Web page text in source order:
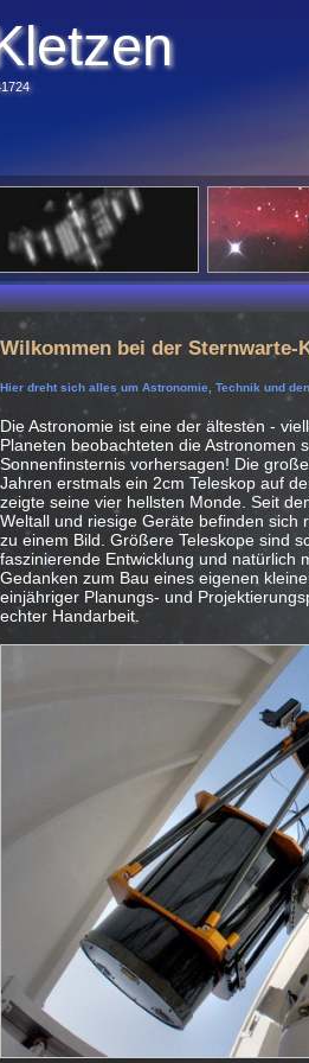
Wilkommen bei der Sternwarte-
Hier dreht sich alles um Astronomie, Technik und
Die Astronomie ist eine der ältesten -
Planeten beobachteten die Astronomen
Sonnenfinsternis vorhersagen! Die
Jahren erstmals ein 2cm Teleskop auf
zeigte seine vier hellsten Monde. Seit
Weltall und riesige Geräte befinden sich
zu einem Bild. Größere Teleskope sind
faszinierende Entwicklung und natürlich
Gedanken zum Bau eines eigenen
einjähriger Planungs- und
echter Handarbeit.